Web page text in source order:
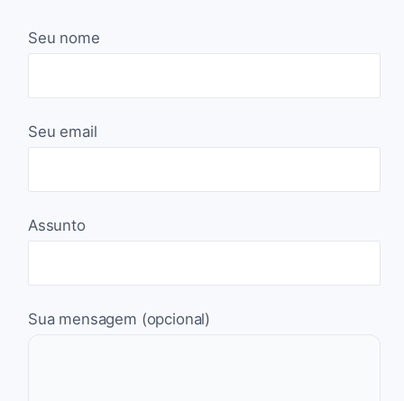
Seu nome
Seu email
Assunto
Sua mensagem (opcional)